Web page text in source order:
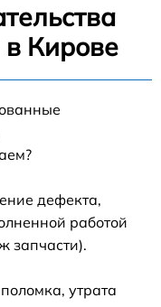
в Кирове
дефекта,
работой
запчасти).
утрата